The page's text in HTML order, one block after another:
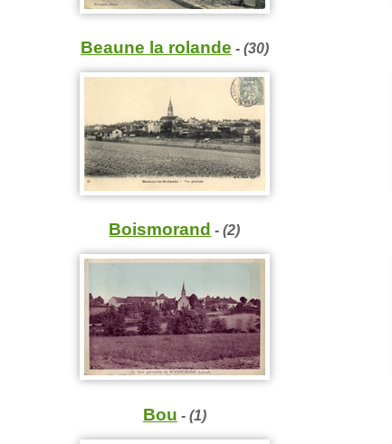
Beaune la rolande - (30)
Boismorand - (2)
Bou - (1)